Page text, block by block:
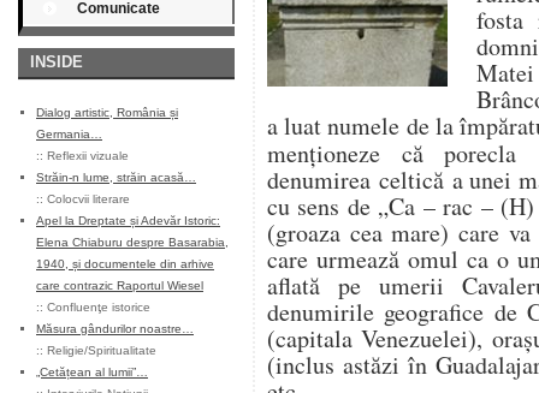
Comunicate
INSIDE
Dialog artistic, România și
Germania…
:: Reflexii vizuale
Străin-n lume, străin acasă…
:: Colocvii literare
Apel la Dreptate și Adevăr Istoric:
Elena Chiaburu despre Basarabia,
1940, și documentele din arhive
care contrazic Raportul Wiesel
:: Confluenţe istorice
Măsura gândurilor noastre…
:: Religie/Spiritualitate
„Cetățean al lumii”…
fosta
a luat numele de la
menționeze că
denumirea celtică a unei
cu sens de „Ca – rac –
(groaza cea mare) care
care urmează omul ca o
aflată pe umerii
denumirile geografice de
(capitala Venezuelei),
(inclus astăzi în